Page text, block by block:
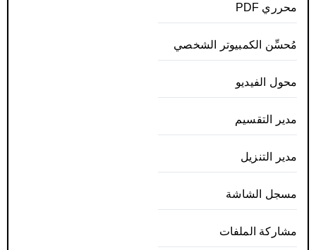
محرري PDF
مُحسِّن الكمبيوتر الشخصي
محول الفيديو
مدير التقسيم
مدير التنزيل
مسجل الشاشة
مشاركة الملفات